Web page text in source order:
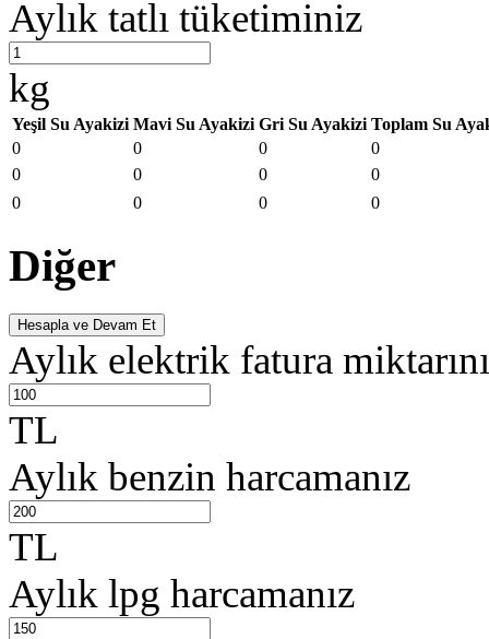
Aylık tatlı tüketiminiz
kg
Yeşil Su Ayakizi Mavi Su Ayakizi Gri Su Ayakizi Toplam Su
0
0 0
0
0
0 0
0
0
0 0 0
Diğer
Hesapla ve Devam Et
Aylık elektrik fatura
TL
Aylık benzin harcamanız
TL
Aylık lpg harcamanız